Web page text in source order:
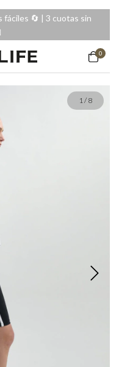
fáciles 🔄️ | 3 cuotas sin
0
1/ 8